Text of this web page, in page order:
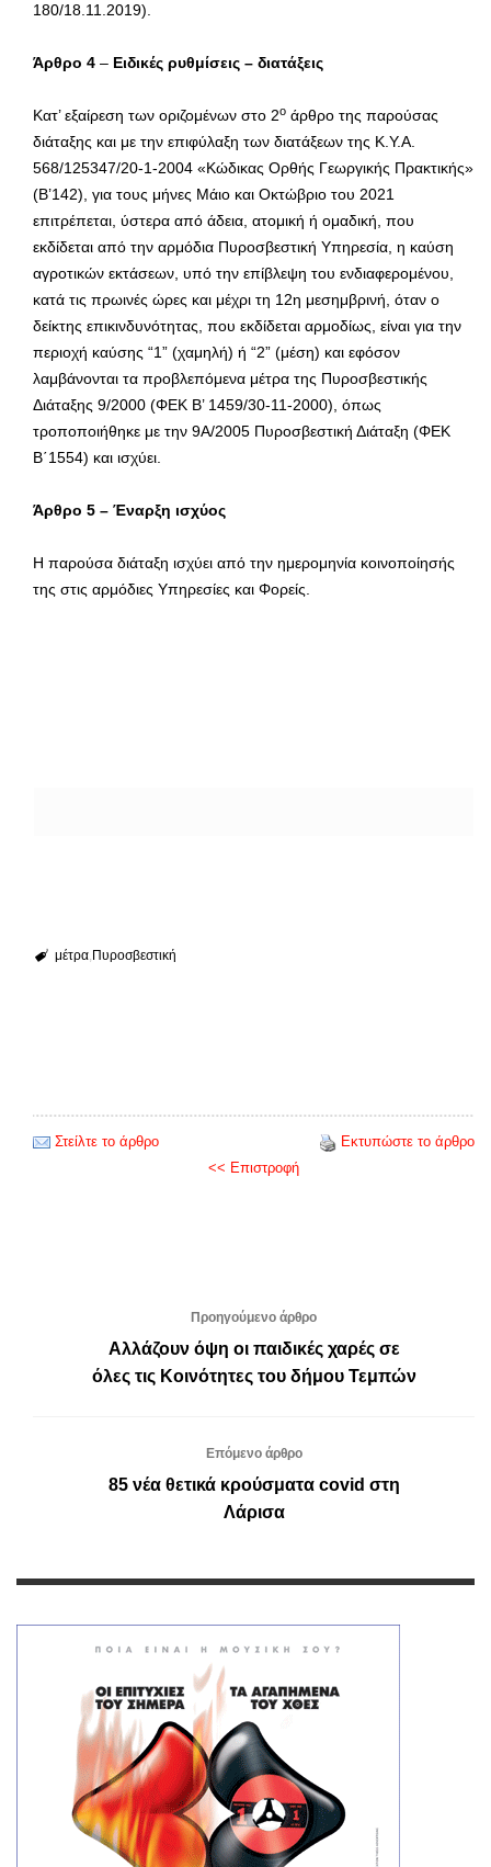
180/18.11.2019).
Άρθρο 4 – Ειδικές ρυθμίσεις – διατάξεις
Κατ’ εξαίρεση των οριζομένων στο 2ο άρθρο της παρούσας
διάταξης και με την επιφύλαξη των διατάξεων της Κ.Υ.Α.
568/125347/20-1-2004 «Κώδικας Ορθής Γεωργικής Πρακτικής»
(Β’142), για τους μήνες Μάιο και Οκτώβριο του 2021
επιτρέπεται, ύστερα από άδεια, ατομική ή ομαδική, που
εκδίδεται από την αρμόδια Πυροσβεστική Υπηρεσία, η καύση
αγροτικών εκτάσεων, υπό την επίβλεψη του ενδιαφερομένου,
κατά τις πρωινές ώρες και μέχρι τη 12η μεσημβρινή, όταν ο
δείκτης επικινδυνότητας, που εκδίδεται αρμοδίως, είναι για την
περιοχή καύσης “1” (χαμηλή) ή “2” (μέση) και εφόσον
λαμβάνονται τα προβλεπόμενα μέτρα της Πυροσβεστικής
Διάταξης 9/2000 (ΦΕΚ Β’ 1459/30-11-2000), όπως
τροποποιήθηκε με την 9Α/2005 Πυροσβεστική Διάταξη (ΦΕΚ
Β΄1554) και ισχύει.
Άρθρο 5 – Έναρξη ισχύος
Η παρούσα διάταξη ισχύει από την ημερομηνία κοινοποίησής
της στις αρμόδιες Υπηρεσίες και Φορείς.
μέτρα Πυροσβεστική
Στείλτε το άρθρο
Εκτυπώστε το άρθρο
<< Επιστροφή
Προηγούμενο άρθρο
Αλλάζουν όψη οι παιδικές χαρές σε
όλες τις Κοινότητες του δήμου Τεμπών
Επόμενο άρθρο
85 νέα θετικά κρούσματα covid στη
Λάρισα